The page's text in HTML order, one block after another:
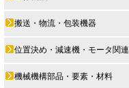
搬送・物流・包装機器
位置決め・減速機・モータ関連
機械機構部品・要素・材料